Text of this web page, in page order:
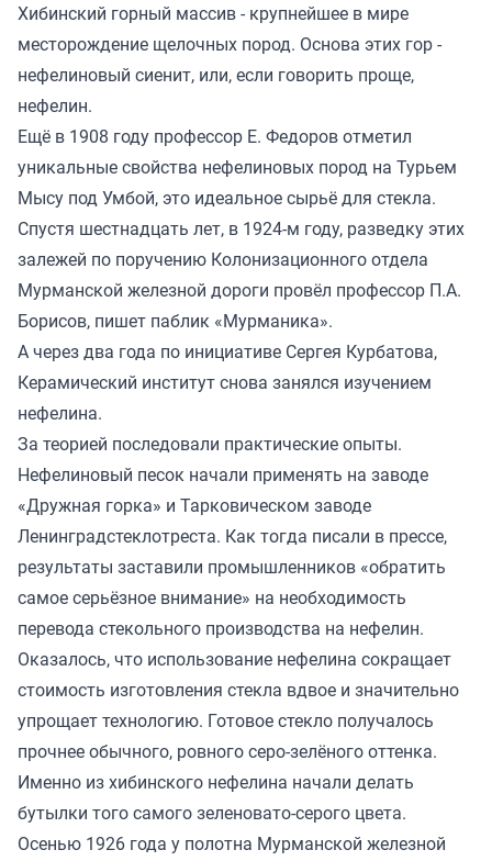
Хибинский горный массив - крупнейшее в мире
месторождение щелочных пород. Основа этих гор -
нефелиновый сиенит, или, если говорить проще,
нефелин.
Ещё в 1908 году профессор Е. Федоров отметил
уникальные свойства нефелиновых пород на Турьем
Мысу под Умбой, это идеальное сырьё для стекла.
Спустя шестнадцать лет, в 1924-м году, разведку этих
залежей по поручению Колонизационного отдела
Мурманской железной дороги провёл профессор П.А.
Борисов, пишет паблик «Мурманика».
А через два года по инициативе Сергея Курбатова,
Керамический институт снова занялся изучением
нефелина.
За теорией последовали практические опыты.
Нефелиновый песок начали применять на заводе
«Дружная горка» и Тарковическом заводе
Ленинградстеклотреста. Как тогда писали в прессе,
результаты заставили промышленников «обратить
самое серьёзное внимание» на необходимость
перевода стекольного производства на нефелин.
Оказалось, что использование нефелина сокращает
стоимость изготовления стекла вдвое и значительно
упрощает технологию. Готовое стекло получалось
прочнее обычного, ровного серо-зелёного оттенка.
Именно из хибинского нефелина начали делать
бутылки того самого зеленовато-серого цвета.
Осенью 1926 года у полотна Мурманской железной